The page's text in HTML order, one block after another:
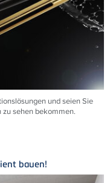
und seien Sie
sehen bekommen.
bauen!